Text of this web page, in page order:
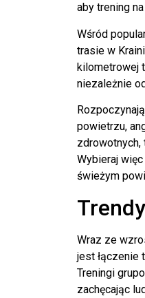
aby trening
Wśród
trasie w
kilometrowej
niezależnie
powietrzu,
zdrowotnych,
Wybieraj
świeżym
Wraz ze
jest łączenie
Treningi
zachęcając